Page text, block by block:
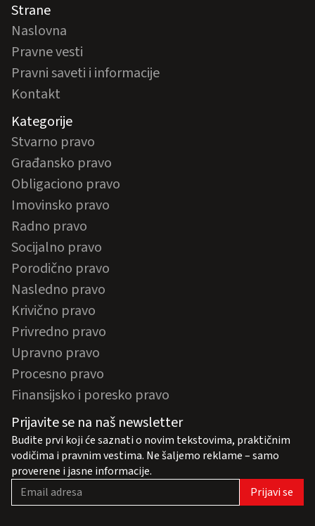
Strane
Naslovna
Pravne vesti
Pravni saveti i informacije
Kontakt
Kategorije
Stvarno pravo
Građansko pravo
Obligaciono pravo
Imovinsko pravo
Radno pravo
Socijalno pravo
Porodično pravo
Nasledno pravo
Krivično pravo
Privredno pravo
Upravno pravo
Procesno pravo
Finansijsko i poresko pravo
Prijavite se na naš newsletter
Budite prvi koji će saznati o novim tekstovima, praktičnim
vodičima i pravnim vestima. Ne šaljemo reklame – samo
proverene i jasne informacije.